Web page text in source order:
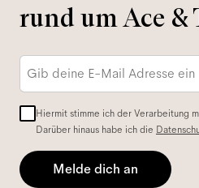
rund um Ace &
E-
Mail-
Hiermit stimme ich der Verarbeitung
Darüber hinaus habe ich die
Melde dich an